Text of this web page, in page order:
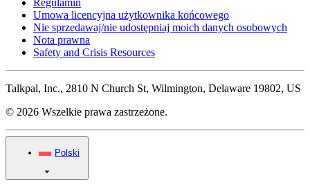
Umowa licencyjna użytkownika końcowego
Nie sprzedawaj/nie udostępniaj moich danych osobowych
Nota prawna
Safety and Crisis Resources
Talkpal, Inc., 2810 N Church St, Wilmington, Delaware 19802, US
© 2026 Wszelkie prawa zastrzeżone.
Polski